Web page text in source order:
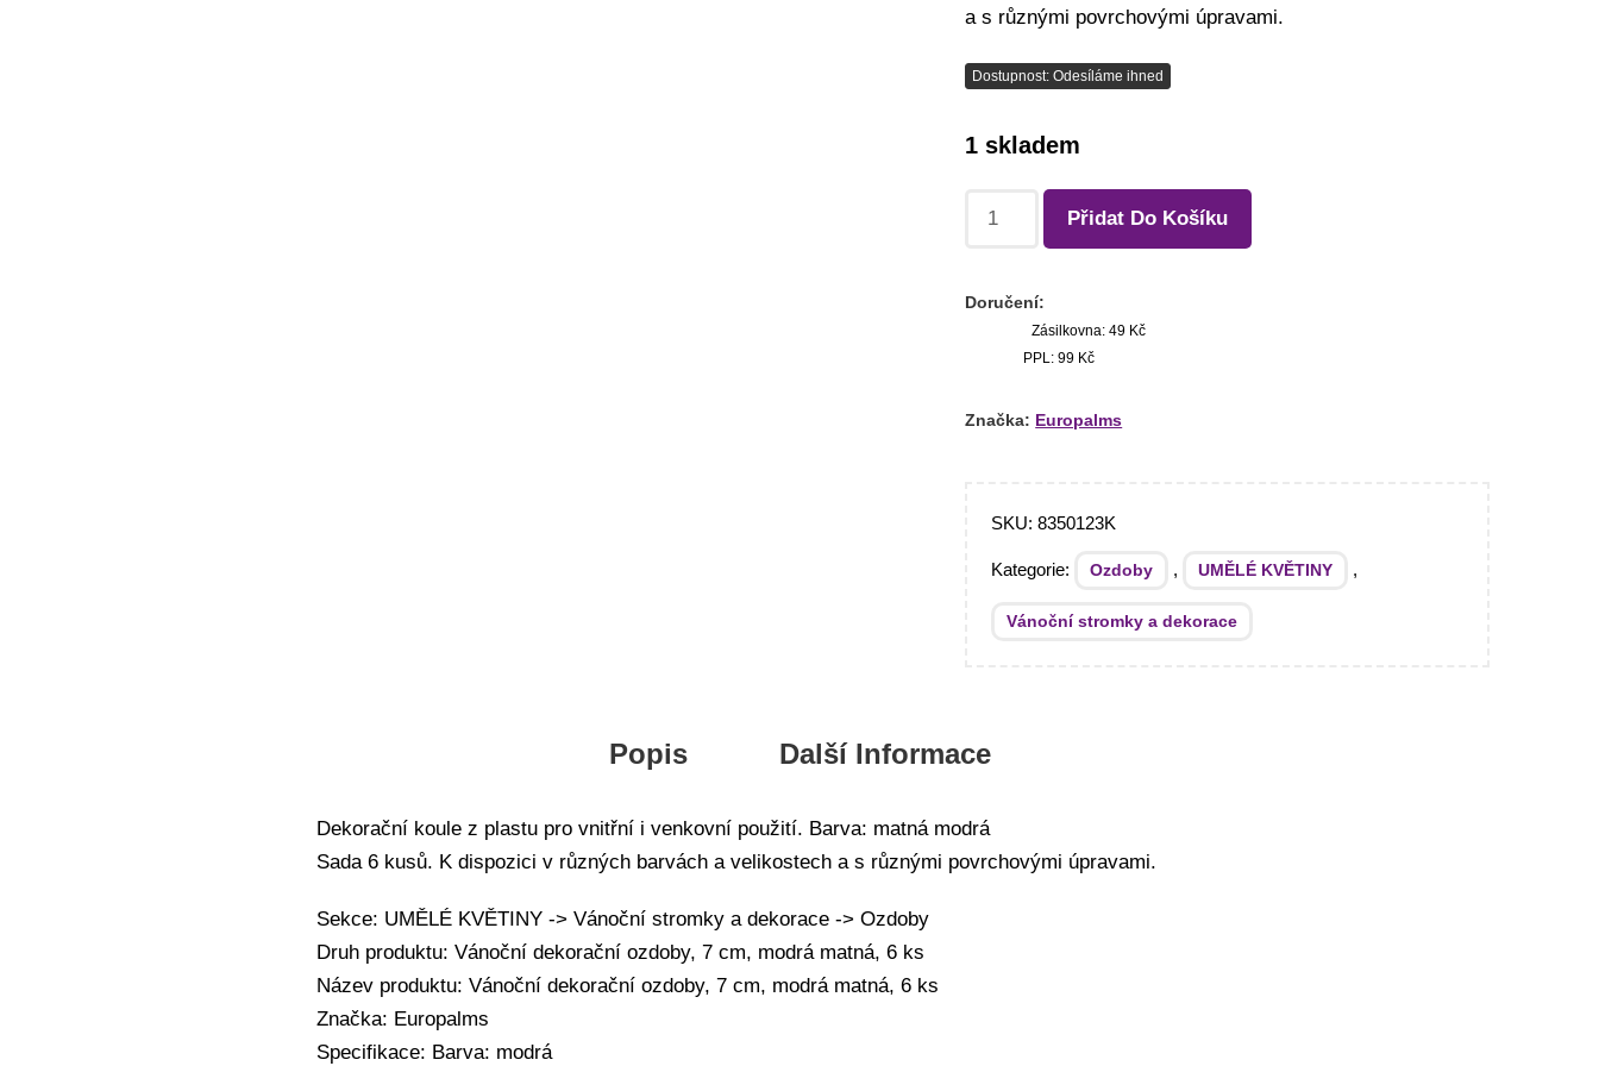
a s různými povrchovými úpravami.
Dostupnost: Odesíláme ihned
1 skladem
Přidat Do Košíku
Doručení:
Zásilkovna: 49 Kč
PPL: 99 Kč
Značka: Europalms
SKU:8350123K
Kategorie: Ozdoby , UMĚLÉ KVĚTINY ,
Vánoční stromky a dekorace
Popis Další Informace
Dekorační koule z plastu pro vnitřní i venkovní použití. Barva: matná modrá
Sada 6 kusů. K dispozici v různých barvách a velikostech a s různými povrchovými úpravami.
Sekce: UMĚLÉ KVĚTINY -> Vánoční stromky a dekorace -> Ozdoby
Druh produktu: Vánoční dekorační ozdoby, 7 cm, modrá matná, 6 ks
Název produktu: Vánoční dekorační ozdoby, 7 cm, modrá matná, 6 ks
Značka: Europalms
Specifikace: Barva: modrá